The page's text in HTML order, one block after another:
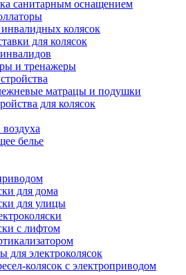
санитарным оснащением
колясок
для колясок
и тренажеры
матрацы и подушки
для колясок
белье
для дома
для улицы
с лифтом
для электроколясок
колясок с электроприводом